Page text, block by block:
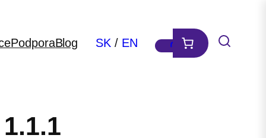
PodporaBlog SK / EN